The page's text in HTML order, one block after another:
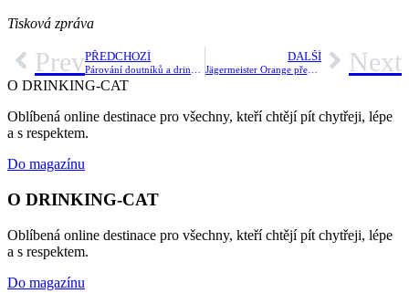
Tisková zpráva
PrevPŘEDCHOZÍ DALŠÍ
Jägermeister Orange představuje jednoduchý long drink: Zlatokopka Next
O DRINKING-CAT
Oblíbená online destinace pro všechny, kteří chtějí pít chytřeji, lépe
a s respektem.
Do magazínu
O DRINKING-CAT
Oblíbená online destinace pro všechny, kteří chtějí pít chytřeji, lépe
a s respektem.
Do magazínu